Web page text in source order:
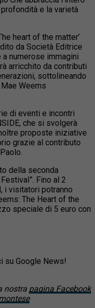
e la varietà
heart of the matter’
da Società Editrice
numerose immagini
arricchito da contributi
sottolineando
Weems
di eventi e incontri
che si svolgerà
proposte iniziative
grazie al contributo
della seconda
Fino al 2
i visitatori potranno
The Heart of the
speciale di 5 euro con
su Google News!
nostra pagina Facebook